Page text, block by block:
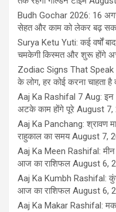
Budh Gochar 2026: 16
सेहत और काम को लेकर बढ़
Surya Ketu Yuti: कई वर्षों
चमकेगी किस्मत और शुरू होंगे
Zodiac Signs That Speak
के लोग, हर कोई करना चाहता है
Aaj Ka Rashifal 7 Aug: इन 5
अटके काम होंगे पूरे August 7,
Aaj Ka Panchang: श्रावण
राहुकाल का समय August 7,
Aaj Ka Meen Rashifal: मीन
आज का राशिफल August 6,
Aaj Ka Kumbh Rashifal:
आज का राशिफल August 6,
Aaj Ka Makar Rashifal: